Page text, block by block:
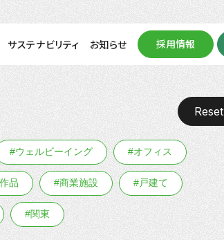
サステナビリティ お知らせ 採用情報
Reset
#ウェルビーイング #オフィス
品 #商業施設 #戸建て
#関東